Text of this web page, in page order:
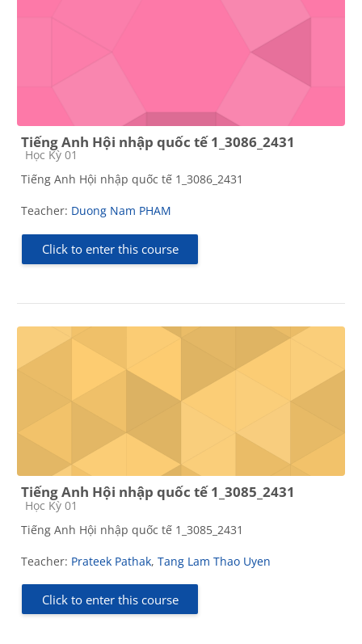
Tiếng Anh Hội nhập quốc tế 1_3086_2431
Course category
Học Kỳ 01
Tiếng Anh Hội nhập quốc tế 1_3086_2431
Teacher: Duong Nam PHAM
Click to enter this course
Tiếng Anh Hội nhập quốc tế 1_3085_2431
Course category
Học Kỳ 01
Tiếng Anh Hội nhập quốc tế 1_3085_2431
Teacher: Prateek Pathak, Tang Lam Thao Uyen
Click to enter this course